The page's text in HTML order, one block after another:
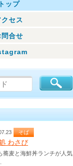
トップ
クセス
問合せ
そば
わさび
蕎麦と海鮮丼ランチが人気